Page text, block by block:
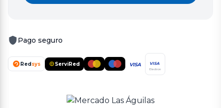
Pago seguro
Redsys ServiRed VISA VISA
Electron